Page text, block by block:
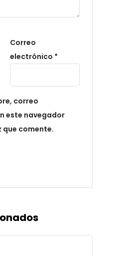
Correo
electrónico *
correo
este navegador
que comente.